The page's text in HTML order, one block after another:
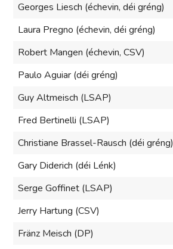
Georges Liesch (échevin, déi gréng)
Laura Pregno (échevin, déi gréng)
Robert Mangen (échevin, CSV)
Paulo Aguiar (déi gréng)
Guy Altmeisch (LSAP)
Fred Bertinelli (LSAP)
Christiane Brassel-Rausch (déi gréng)
Gary Diderich (déi Lénk)
Serge Goffinet (LSAP)
Jerry Hartung (CSV)
Fränz Meisch (DP)